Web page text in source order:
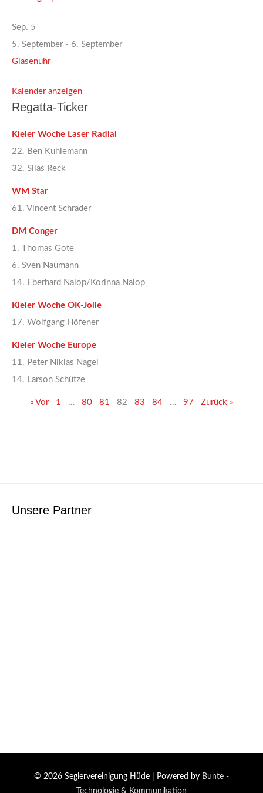
Sep. 5
5. September- 6. September
Glasenuhr
Kalender anzeigen
Regatta-Ticker
Kieler Woche Laser Radial
22. Ben Kuhlemann
32. Silas Reck
WM Star
61. Vincent Schrader
DM Conger
1. Thomas Gote
6. Sven Naumann
14. Eberhard Nalop/Korinna Nalop
Kieler Woche OK-Jolle
17. Wolfgang Höfener
Kieler Woche Europe
11. Peter Niklas Nagel
14. Larson Schütze
« Vor 1 … 80 81 82 83 84 … 97 Zurück »
Unsere Partner
© 2026 Seglervereinigung Hüde | Powered by Bunte -